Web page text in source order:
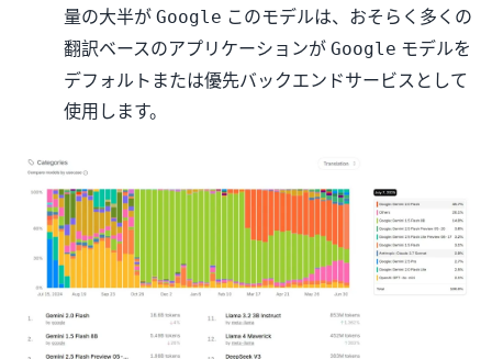
量の大半が Google このモデルは、おそらく多くの
翻訳ベースのアプリケーションが Google モデルを
デフォルトまたは優先バックエンドサービスとして
使用します。